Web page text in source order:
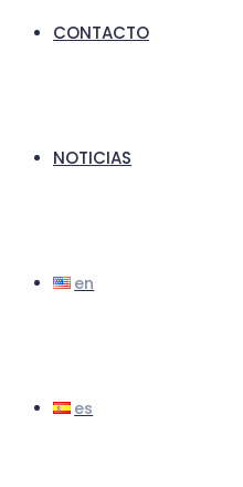
CONTACTO
NOTICIAS